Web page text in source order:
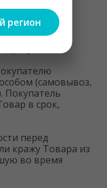
регион
по
(самовывоз,
Покупатель
в срок,
перед
кражу Товара из
во время